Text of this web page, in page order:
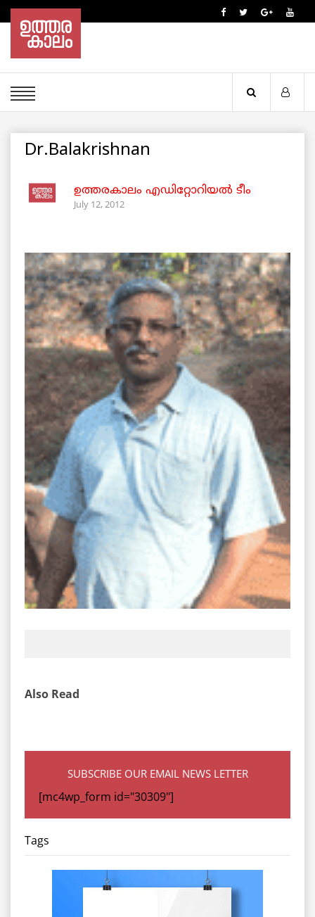
Dr.Balakrishnan
ഉത്തരകാലം എഡിറ്റോറിയല്‍ ടീം
July 12, 2012
Also Read
SUBSCRIBE OUR EMAIL NEWS LETTER
[mc4wp_form id="30309"]
Tags